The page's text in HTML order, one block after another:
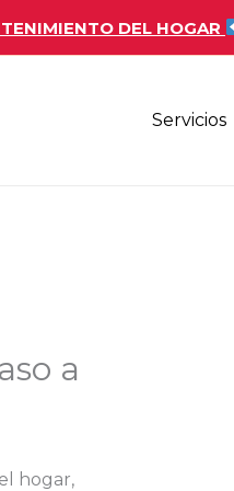
DEL HOGAR
Servicios
a
hogar,